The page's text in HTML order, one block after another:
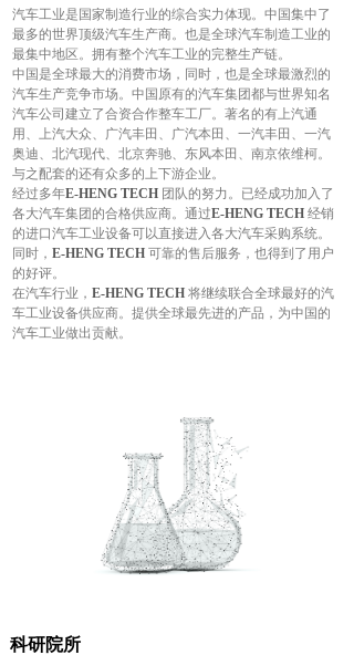
科研院所
汽车工业是国家制造行业的综合实力体现。中国集中了
最多的世界顶级汽车生产商。也是全球汽车制造工业的
最集中地区。拥有整个汽车工业的完整生产链。
中国是全球最大的消费市场，同时，也是全球最激烈的
汽车生产竞争市场。中国原有的汽车集团都与世界知名
汽车公司建立了合资合作整车工厂。著名的有上汽通
用、上汽大众、广汽丰田、广汽本田、一汽丰田、一汽
奥迪、北汽现代、北京奔驰、东风本田、南京依维柯。
与之配套的还有众多的上下游企业。
经过多年E-HENG TECH 团队的努力。已经成功加入了
各大汽车集团的合格供应商。通过E-HENG TECH 经销
的进口汽车工业设备可以直接进入各大汽车采购系统。
同时， E-HENG TECH 可靠的售后服务，也得到了用户
的好评。
在汽车行业， E-HENG TECH 将继续联合全球最好的汽
车工业设备供应商。提供全球最先进的产品，为中国的
汽车工业做出贡献。